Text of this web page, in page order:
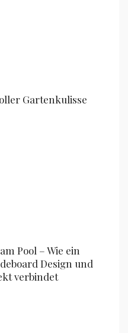
Gartenkulisse
Pool – Wie ein
Design und
verbindet